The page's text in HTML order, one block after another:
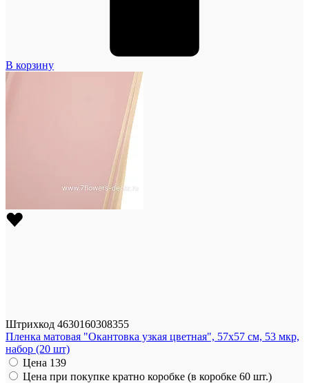
В корзину
Штрихкод 4630160308355
Пленка матовая "Окантовка узкая цветная", 57x57 см, 53 мкр,
набор (20 шт)
Цена 139
Цена при покупке кратно коробке (в коробке 60 шт.)